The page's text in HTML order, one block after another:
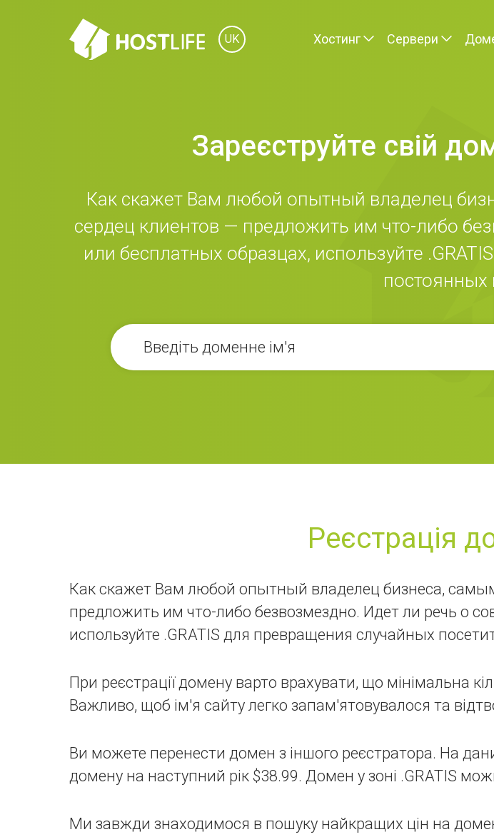
UK Хостинг Сервери
Зареєструйте свій
Как скажет Вам любой опытный владелец
сердец клиентов — предложить им что-либо
или бесплатных образцах, используйте
постоянных
Реєстрація
Как скажет Вам любой опытный владелец бизнеса,
предложить им что-либо безвозмездно. Идет ли речь о
используйте .GRATIS для превращения случайных
При реєстрації домену варто врахувати, що мінімальна
Важливо, щоб ім'я сайту легко запам'ятовувалося та
Ви можете перенести домен з іншого реєстратора. На
домену на наступний рік $38.99. Домен у зоні .GRATIS
Ми завжди знаходимося в пошуку найкращих цін на